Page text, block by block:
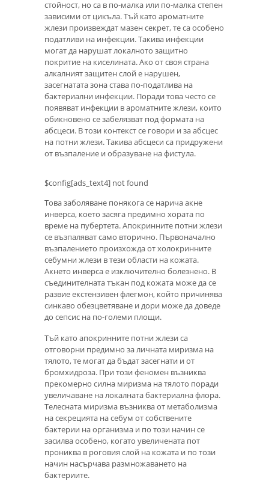
стойност, но са в по-малка или по-малка степен
зависими от цикъла. Тъй като ароматните
жлези произвеждат мазен секрет, те са особено
податливи на инфекции. Такива инфекции
могат да нарушат локалното защитно
покритие на киселината. Ако от своя страна
алкалният защитен слой е нарушен,
засегнатата зона става по-податлива на
бактериални инфекции. Поради това често се
появяват инфекции в ароматните жлези, които
обикновено се забелязват под формата на
абсцеси. В този контекст се говори и за абсцес
на потни жлези. Такива абсцеси са придружени
от възпаление и образуване на фистула.
$config[ads_text4] not found
Това заболяване понякога се нарича акне
инверса, което засяга предимно хората по
време на пубертета. Апокринните потни жлези
се възпаляват само вторично. Първоначално
възпалението произхожда от холокринните
себумни жлези в тези области на кожата.
Акнето инверса е изключително болезнено. В
съединителната тъкан под кожата може да се
развие екстензивен флегмон, който причинява
синкаво обезцветяване и дори може да доведе
до сепсис на по-големи площи.
Тъй като апокринните потни жлези са
отговорни предимно за личната миризма на
тялото, те могат да бъдат засегнати и от
бромхидроза. При този феномен възниква
прекомерно силна миризма на тялото поради
увеличаване на локалната бактериална флора.
Телесната миризма възниква от метаболизма
на секрецията на себум от собствените
бактерии на организма и по този начин се
засилва особено, когато увеличената пот
прониква в роговия слой на кожата и по този
начин насърчава размножаването на
бактериите.